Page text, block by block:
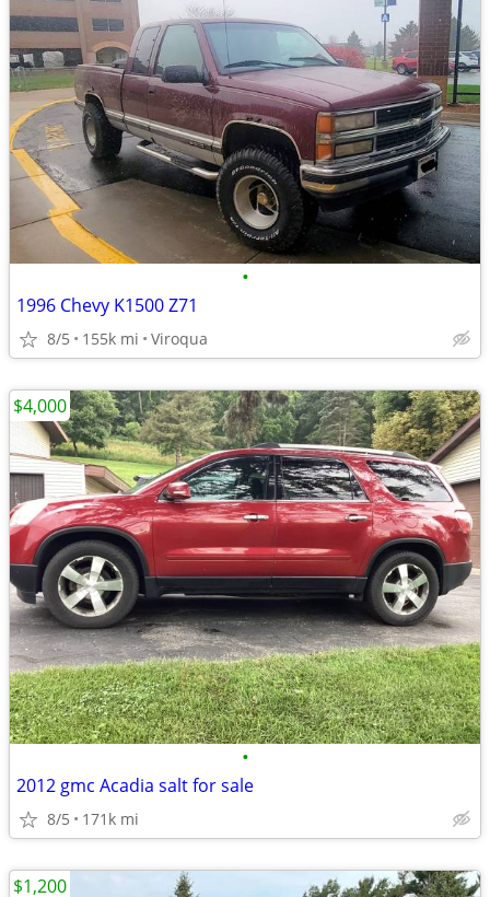
•
1996 Chevy K1500 Z71
8/5 155k mi Viroqua
•
2012 gmc Acadia salt for sale
8/5 171k mi
$4,000
$1,200